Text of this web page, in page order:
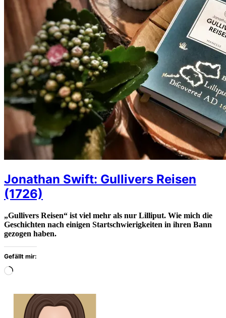
Jonathan Swift: Gullivers Reisen
(1726)
„Gullivers Reisen“ ist viel mehr als nur Lilliput. Wie mich die
Geschichten nach einigen Startschwierigkeiten in ihren Bann
gezogen haben.
Gefällt mir:
Wird